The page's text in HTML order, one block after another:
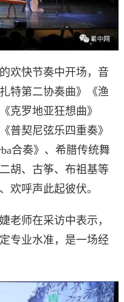
欢快节奏中开场，音
特第二协奏曲》《渔
克罗地亚狂想曲》
普契尼弦乐四重奏》
合奏》、希腊传统舞
胡、古筝、布祖基等
欢呼声此起彼伏。
老师在采访中表示，
专业水准，是一场经